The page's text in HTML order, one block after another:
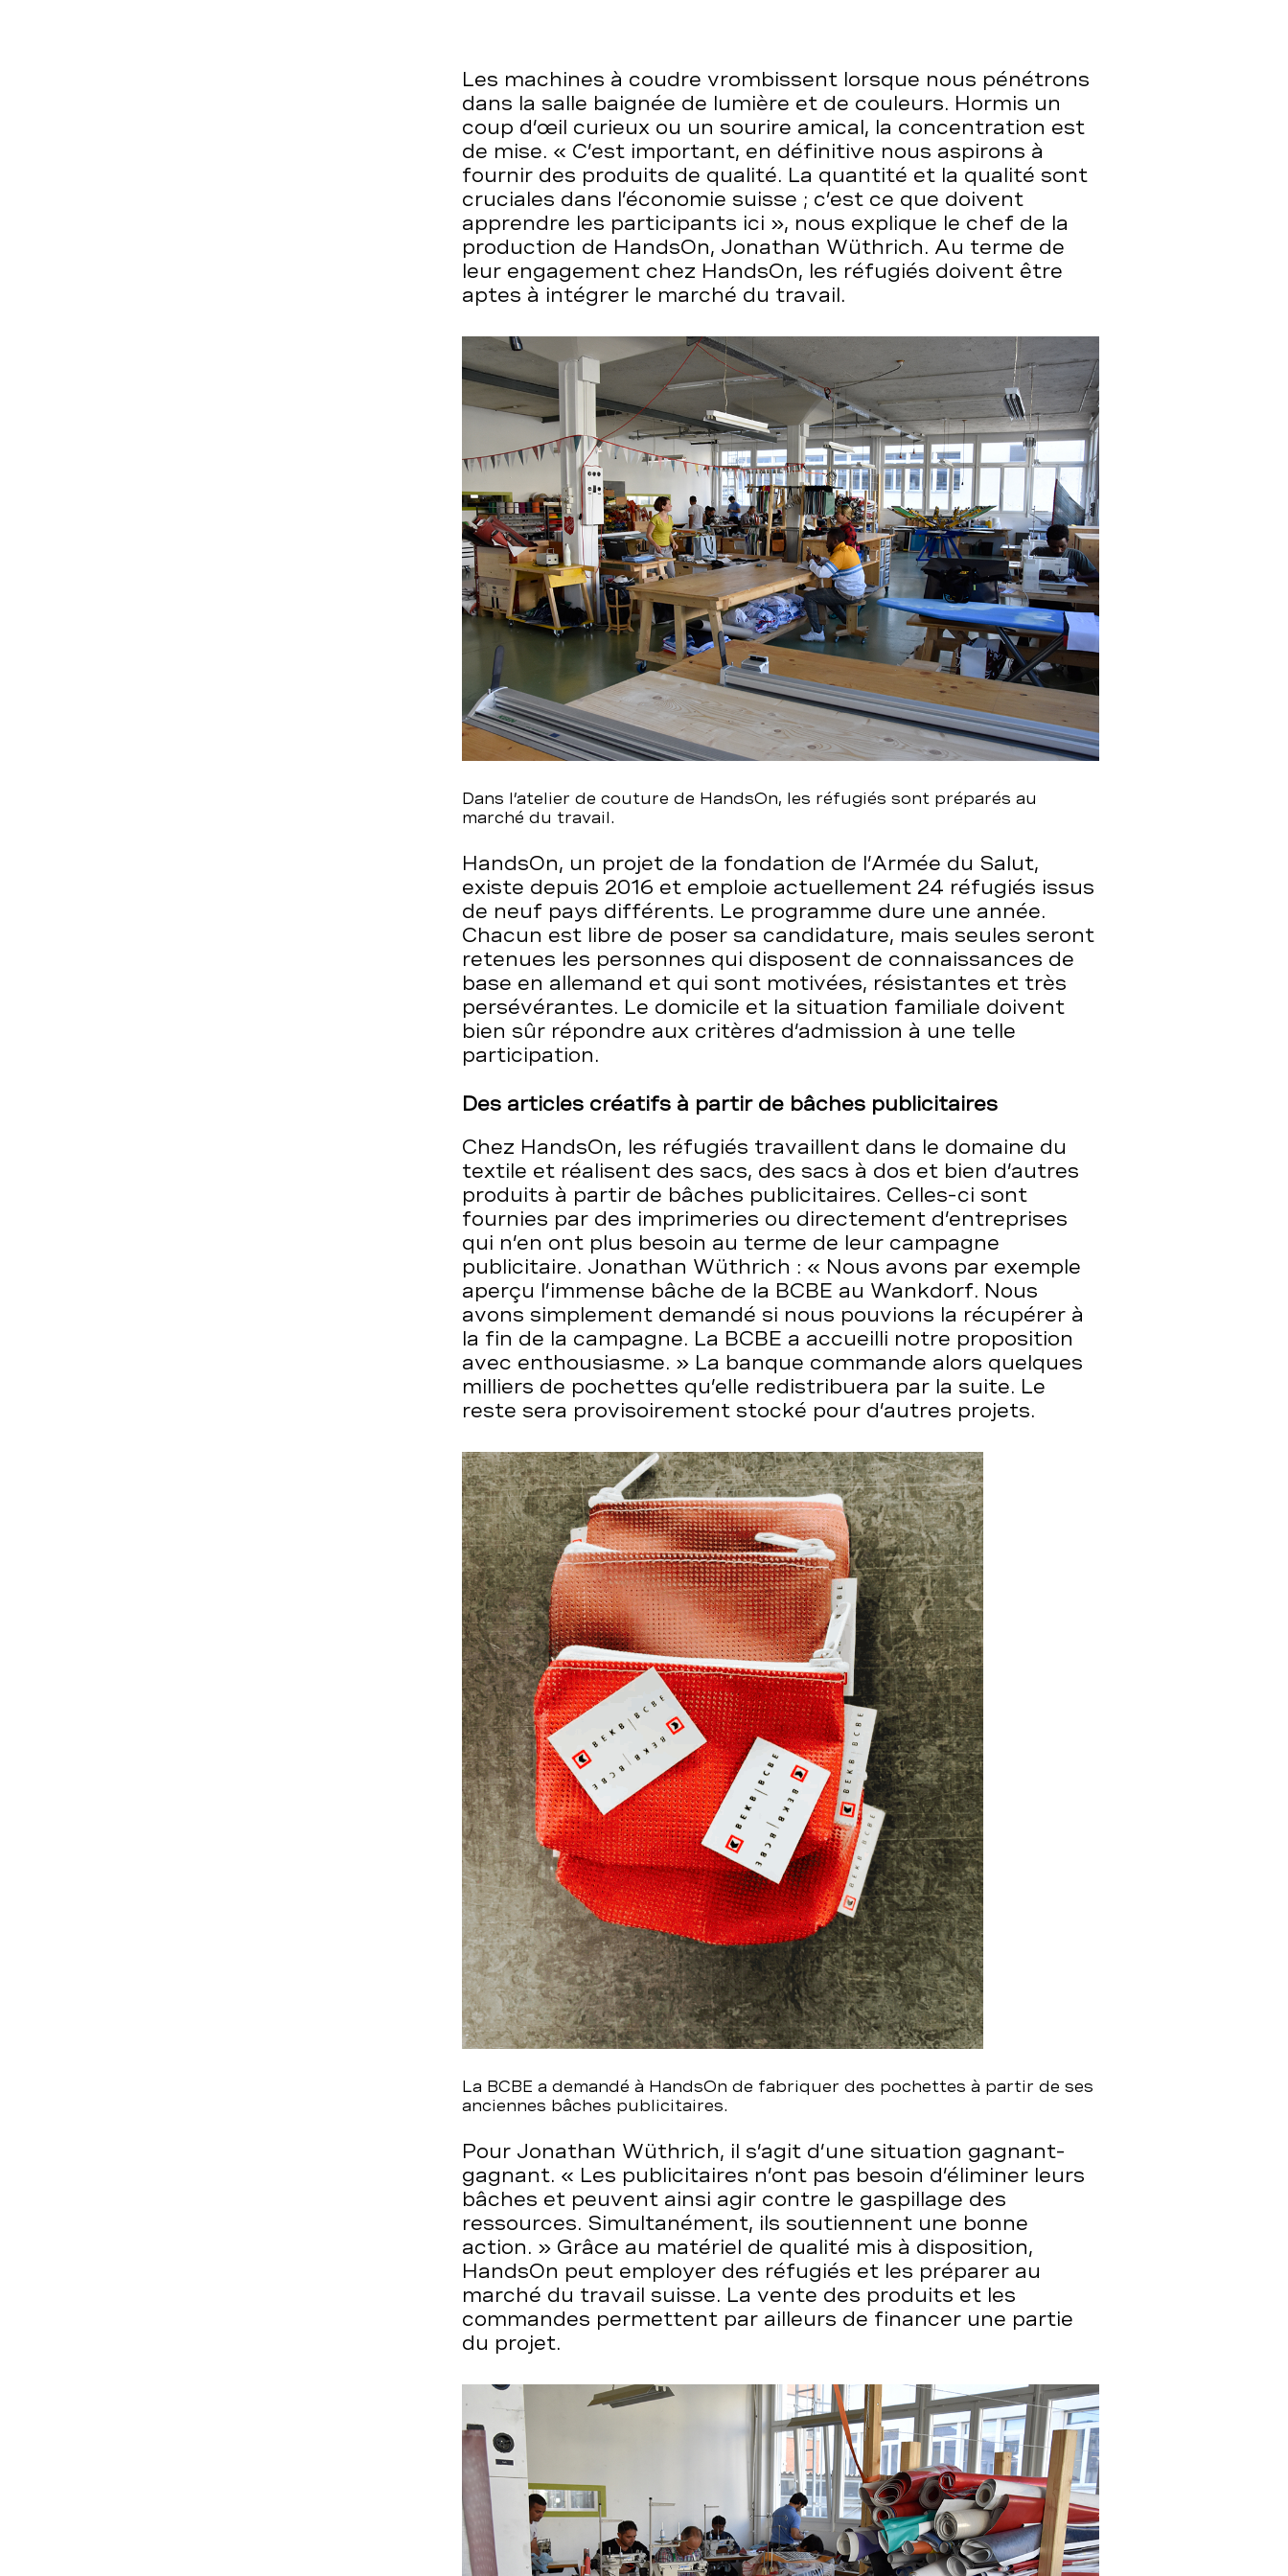
Les machines à coudre vrombissent lorsque nous pénétrons
dans la salle baignée de lumière et de couleurs. Hormis un
coup d’œil curieux ou un sourire amical, la concentration est
de mise. « C’est important, en définitive nous aspirons à
fournir des produits de qualité. La quantité et la qualité sont
cruciales dans l’économie suisse ; c’est ce que doivent
apprendre les participants ici », nous explique le chef de la
production de HandsOn, Jonathan Wüthrich. Au terme de
leur engagement chez HandsOn, les réfugiés doivent être
aptes à intégrer le marché du travail.
Dans l’atelier de couture de HandsOn, les réfugiés sont préparés au
marché du travail.
HandsOn, un projet de la fondation de l’Armée du Salut,
existe depuis 2016 et emploie actuellement 24 réfugiés issus
de neuf pays différents. Le programme dure une année.
Chacun est libre de poser sa candidature, mais seules seront
retenues les personnes qui disposent de connaissances de
base en allemand et qui sont motivées, résistantes et très
persévérantes. Le domicile et la situation familiale doivent
bien sûr répondre aux critères d’admission à une telle
participation.
Des articles créatifs à partir de bâches publicitaires
Chez HandsOn, les réfugiés travaillent dans le domaine du
textile et réalisent des sacs, des sacs à dos et bien d’autres
produits à partir de bâches publicitaires. Celles-ci sont
fournies par des imprimeries ou directement d’entreprises
qui n’en ont plus besoin au terme de leur campagne
publicitaire. Jonathan Wüthrich : « Nous avons par exemple
aperçu l’immense bâche de la BCBE au Wankdorf. Nous
avons simplement demandé si nous pouvions la récupérer à
la fin de la campagne. La BCBE a accueilli notre proposition
avec enthousiasme. » La banque commande alors quelques
milliers de pochettes qu’elle redistribuera par la suite. Le
reste sera provisoirement stocké pour d’autres projets.
La BCBE a demandé à HandsOn de fabriquer des pochettes à partir de ses
anciennes bâches publicitaires.
Pour Jonathan Wüthrich, il s’agit d’une situation gagnant-
gagnant. « Les publicitaires n’ont pas besoin d’éliminer leurs
bâches et peuvent ainsi agir contre le gaspillage des
ressources. Simultanément, ils soutiennent une bonne
action. » Grâce au matériel de qualité mis à disposition,
HandsOn peut employer des réfugiés et les préparer au
marché du travail suisse. La vente des produits et les
commandes permettent par ailleurs de financer une partie
du projet.